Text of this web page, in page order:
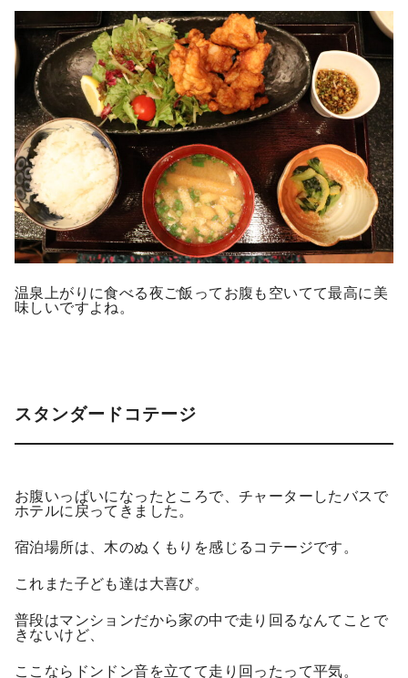
温泉上がりに食べる夜ご飯ってお腹も空いてて最高に美
味しいですよね。
スタンダードコテージ
お腹いっぱいになったところで、チャーターしたバスで
ホテルに戻ってきました。
宿泊場所は、木のぬくもりを感じるコテージです。
これまた子ども達は大喜び。
普段はマンションだから家の中で走り回るなんてことで
きないけど、
ここならドンドン音を立てて走り回ったって平気。